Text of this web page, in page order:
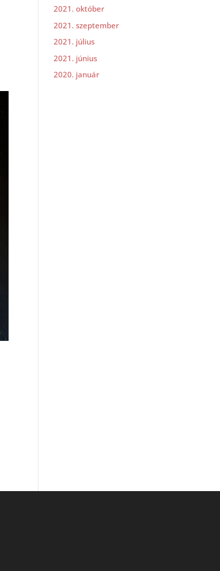
2021. október
2021. szeptember
2021. július
2021. június
2020. január